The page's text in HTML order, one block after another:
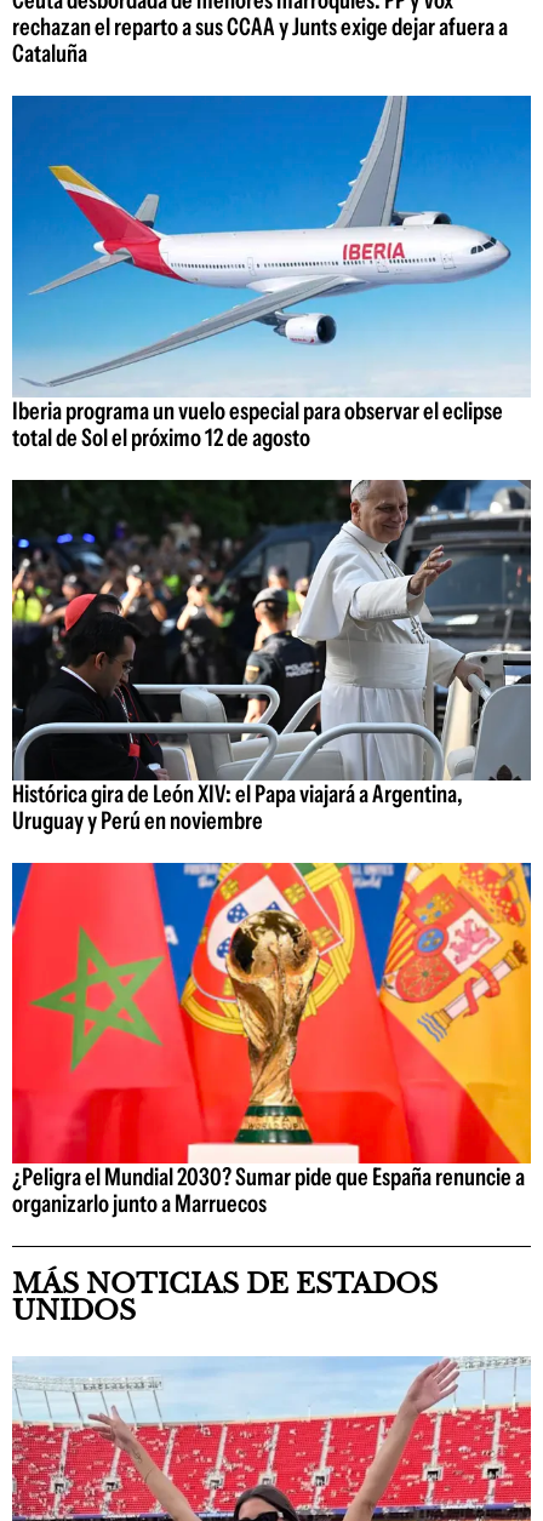
rechazan el reparto a sus CCAA y Junts exige dejar afuera a
Cataluña
Iberia programa un vuelo especial para observar el eclipse
total de Sol el próximo 12 de agosto
Histórica gira de León XIV: el Papa viajará a Argentina,
Uruguay y Perú en noviembre
¿Peligra el Mundial 2030? Sumar pide que España renuncie a
organizarlo junto a Marruecos
MÁS NOTICIAS DE ESTADOS
UNIDOS